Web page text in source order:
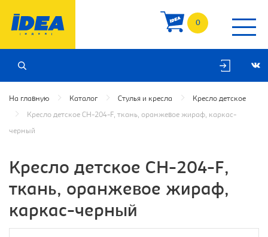
0
На главную Каталог Стулья и кресла Кресло детское
Кресло детское CH-204-F, ткань, оранжевое жираф, каркас-
черный
Кресло детское CH-204-F,
ткань, оранжевое жираф,
каркас-черный